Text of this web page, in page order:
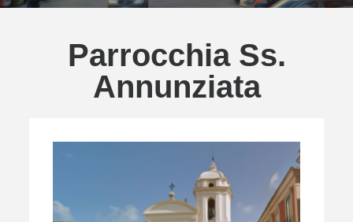
Parrocchia Ss.
Annunziata